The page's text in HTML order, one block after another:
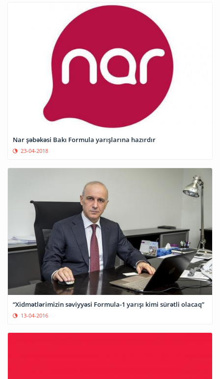
Nar şəbəkəsi Bakı Formula yarışlarına hazırdır
23-04-2018
“Xidmətlərimizin səviyyəsi Formula-1 yarışı kimi sürətli olacaq”
13-04-2016